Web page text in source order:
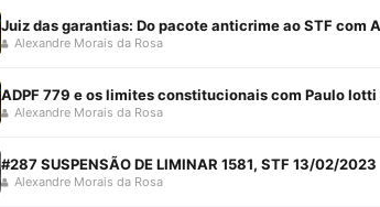
Juiz das garantias: Do pacote anticrime ao STF com
Alexandre Morais da Rosa
ADPF 779 e os limites constitucionais com Paulo Iotti
Alexandre Morais da Rosa
#287 SUSPENSÃO DE LIMINAR 1581, STF 13/02/2023
Alexandre Morais da Rosa